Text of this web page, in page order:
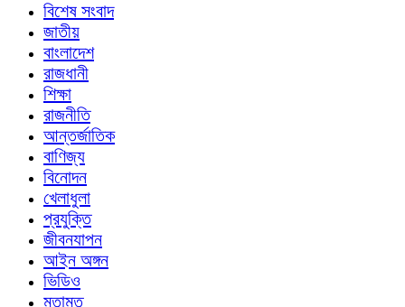
বিশেষ সংবাদ
জাতীয়
বাংলাদেশ
রাজধানী
শিক্ষা
রাজনীতি
আন্তর্জাতিক
বাণিজ্য
বিনোদন
খেলাধুলা
প্রযুক্তি
জীবনযাপন
আইন অঙ্গন
ভিডিও
মতামত